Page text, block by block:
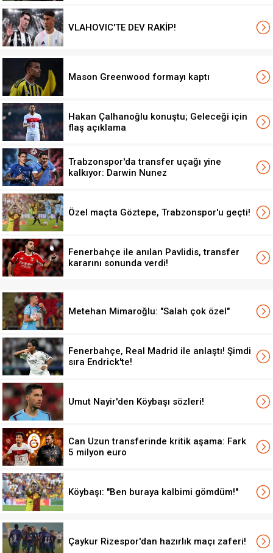
VLAHOVIC'TE DEV RAKİP!
Mason Greenwood formayı kaptı
Hakan Çalhanoğlu konuştu; Geleceği için
flaş açıklama
Trabzonspor'da transfer uçağı yine
kalkıyor: Darwin Nunez
Özel maçta Göztepe, Trabzonspor'u geçti!
Fenerbahçe ile anılan Pavlidis, transfer
kararını sonunda verdi!
Metehan Mimaroğlu: "Salah çok özel"
Fenerbahçe, Real Madrid ile anlaştı! Şimdi
sıra Endrick'te!
Umut Nayir'den Köybaşı sözleri!
Can Uzun transferinde kritik aşama: Fark
5 milyon euro
Köybaşı: "Ben buraya kalbimi gömdüm!"
Çaykur Rizespor'dan hazırlık maçı zaferi!